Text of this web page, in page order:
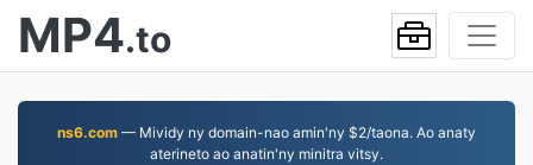
MP4.to
ns6.com — Mividy ny domain-nao amin'ny $2/taona. Ao anaty
aterineto ao anatin'ny minitra vitsy.